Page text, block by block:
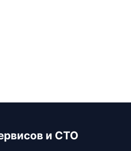
и СТО